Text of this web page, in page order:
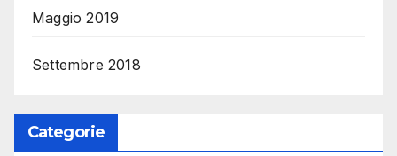
Maggio 2019
Settembre 2018
Categorie